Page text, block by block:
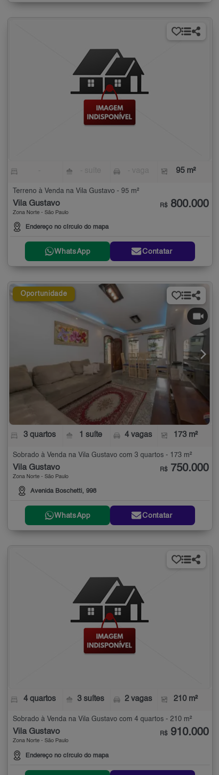
95 m²
Terreno à Venda na Vila Gustavo - 95 m²
Vila Gustavo
Zona Norte - São Paulo
Endereço no círculo do mapa
R$ 800.000
WhatsApp Contatar
Oportunidade
3 quartos 1 suíte 4 vagas 173 m²
Sobrado à Venda na Vila Gustavo com 3 quartos - 173 m²
Vila Gustavo
Zona Norte - São Paulo
Avenida Boschetti, 998
R$ 750.000
WhatsApp Contatar
4 quartos 3 suítes 2 vagas 210 m²
Sobrado à Venda na Vila Gustavo com 4 quartos - 210 m²
Vila Gustavo
Zona Norte - São Paulo
Endereço no círculo do mapa
R$ 910.000